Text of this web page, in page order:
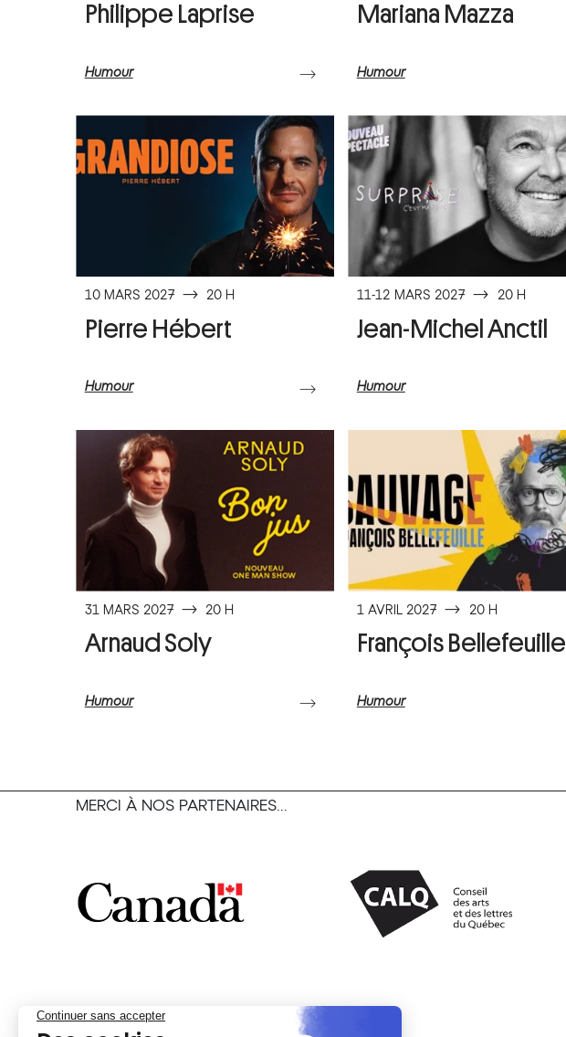
Philippe Laprise
Humour ⟶
Mariana Mazza
Humour
10 MARS 2027 ⟶ 20 H
Pierre Hébert
Humour ⟶
11-12 MARS 2027 ⟶ 20 H
Jean-Michel Anctil
Humour
31 MARS 2027 ⟶ 20 H
Arnaud Soly
Humour ⟶
1 AVRIL 2027 ⟶ 20 H
François Bellefeuille
Humour
MERCI À NOS PARTENAIRES...